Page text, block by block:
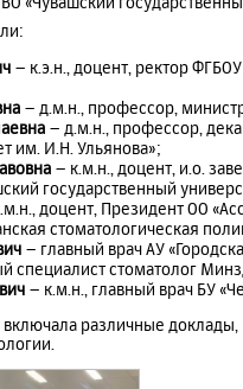
– к.э.н., доцент, ректор
– д.м.н., профессор,
– д.м.н., профессор,
им. И.Н. Ульянова»;
– к.м.н., доцент, и.о.
государственный
доцент, Президент ОО
стоматологическая
– главный врач АУ
специалист стоматолог
– к.м.н., главный врач БУ
различные